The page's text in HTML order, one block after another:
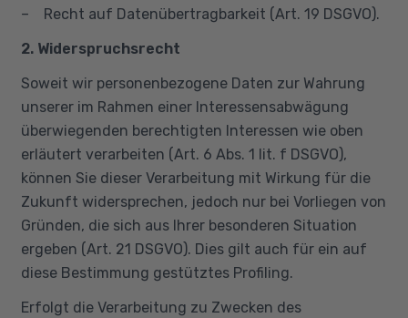
– Recht auf Datenübertragbarkeit (Art. 19 DSGVO).
2. Widerspruchsrecht
Soweit wir personenbezogene Daten zur Wahrung
unserer im Rahmen einer Interessensabwägung
überwiegenden berechtigten Interessen wie oben
erläutert verarbeiten (Art. 6 Abs. 1 lit. f DSGVO),
können Sie dieser Verarbeitung mit Wirkung für die
Zukunft widersprechen, jedoch nur bei Vorliegen von
Gründen, die sich aus Ihrer besonderen Situation
ergeben (Art. 21 DSGVO). Dies gilt auch für ein auf
diese Bestimmung gestütztes Profiling.
Erfolgt die Verarbeitung zu Zwecken des